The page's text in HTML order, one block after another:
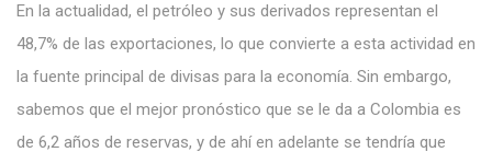
En la actualidad, el petróleo y sus derivados representan el
48,7% de las exportaciones, lo que convierte a esta actividad en
la fuente principal de divisas para la economía. Sin embargo,
sabemos que el mejor pronóstico que se le da a Colombia es
de 6,2 años de reservas, y de ahí en adelante se tendría que